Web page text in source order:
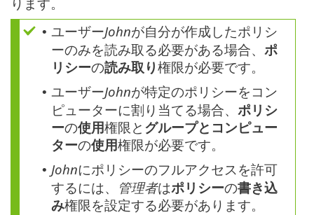
• ユーザーJohnが自分が作成したポリシ
ーのみを読み取る必要がある場合、 ポ
リシーの読み取り権限が必要です。
• ユーザーJohnが特定のポリシーをコン
ピューターに割り当てる場合、 ポリシ
ーの使用権限と グループとコンピュー
ターの使用権限が必要です。
• Johnにポリシーのフルアクセスを許可
するには、
管理者はポリシーの書き込
み権限を設定する必要があります。